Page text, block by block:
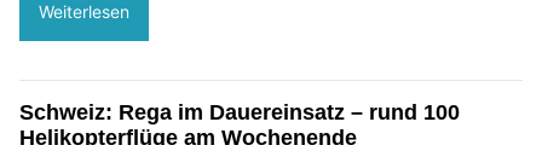
Weiterlesen
Schweiz: Rega im Dauereinsatz – rund 100
Helikopterflüge am Wochenende